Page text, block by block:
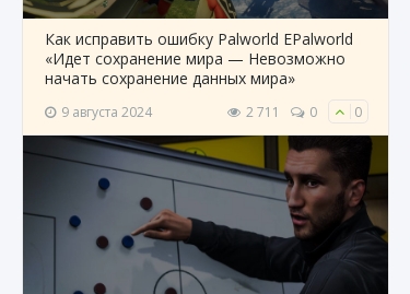
Как исправить ошибку Palworld EPalworld
«Идет сохранение мира — Невозможно
начать сохранение данных мира»
9 августа 2024 2 711 0 0